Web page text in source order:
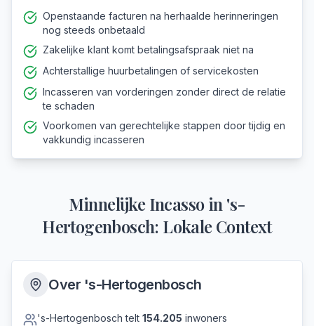
Openstaande facturen na herhaalde herinneringen
nog steeds onbetaald
Zakelijke klant komt betalingsafspraak niet na
Achterstallige huurbetalingen of servicekosten
Incasseren van vorderingen zonder direct de relatie
te schaden
Voorkomen van gerechtelijke stappen door tijdig en
vakkundig incasseren
Minnelijke Incassoin 's-
Hertogenbosch: Lokale Context
Over 's-Hertogenbosch
's-Hertogenbosch telt 154.205 inwoners